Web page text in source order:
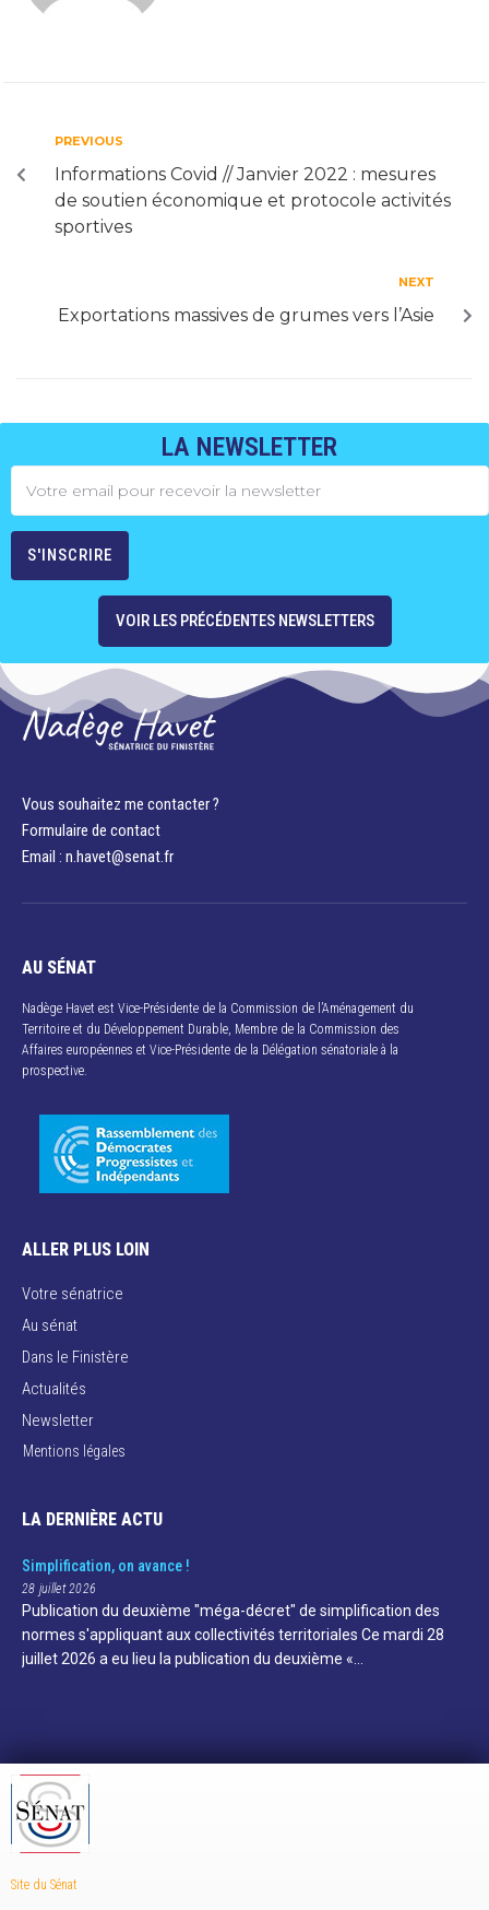
PREVIOUS
Informations Covid // Janvier 2022 : mesures
de soutien économique et protocole activités
sportives
NEXT
Exportations massives de grumes vers l’Asie
LA NEWSLETTER
VOIR LES PRÉCÉDENTES NEWSLETTERS
Vous souhaitez me contacter ?
Formulaire de contact
Email : n.havet@senat.fr​
AU SÉNAT
Nadège Havet est Vice-Présidente de la Commission de l’Aménagement du
Territoire et du Développement Durable, Membre de la Commission des
Affaires européennes et Vice-Présidente de la Délégation sénatoriale à la
prospective.
ALLER PLUS LOIN
Votre sénatrice
Au sénat
Dans le Finistère
Actualités
Newsletter
Mentions légales
LA DERNIÈRE ACTU
Simplification, on avance !
28 juillet 2026
Publication du deuxième "méga-décret" de simplification des
normes s'appliquant aux collectivités territoriales Ce mardi 28
juillet 2026 a eu lieu la publication du deuxième «…
Site du Sénat